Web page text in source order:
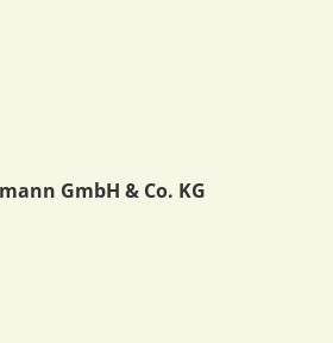
GmbH & Co. KG